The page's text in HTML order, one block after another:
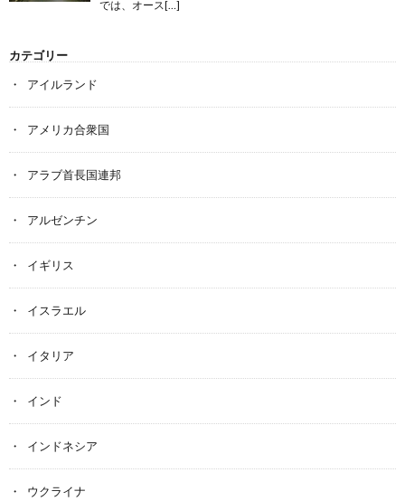
では、オース[…]
カテゴリー
アイルランド
アメリカ合衆国
アラブ首長国連邦
アルゼンチン
イギリス
イスラエル
イタリア
インド
インドネシア
ウクライナ